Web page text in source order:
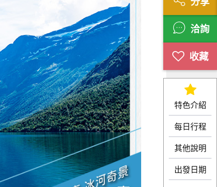
洽詢
特色介紹
每日行程
其他說明
出發日期